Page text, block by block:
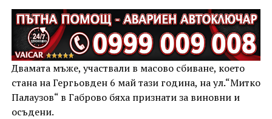
Двамата мъже, участвали в масово сбиване, което
стана на Гергьовден 6 май тази година, на ул.“Митко
Палаузов“ в Габрово бяха признати за виновни и
осъдени.